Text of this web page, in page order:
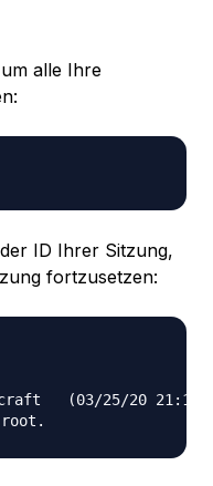
alle Ihre
ID Ihrer Sitzung,
fortzusetzen:
(03/25/20